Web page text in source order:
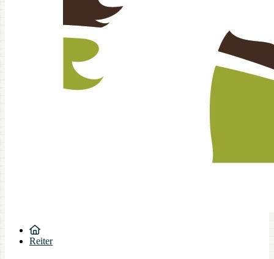
Reiter